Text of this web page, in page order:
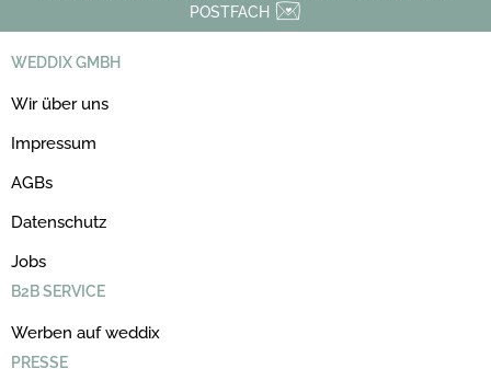
POSTFACH
WEDDIX GMBH
Wir über uns
Impressum
AGBs
Datenschutz
Jobs
B2B SERVICE
Werben auf weddix
PRESSE